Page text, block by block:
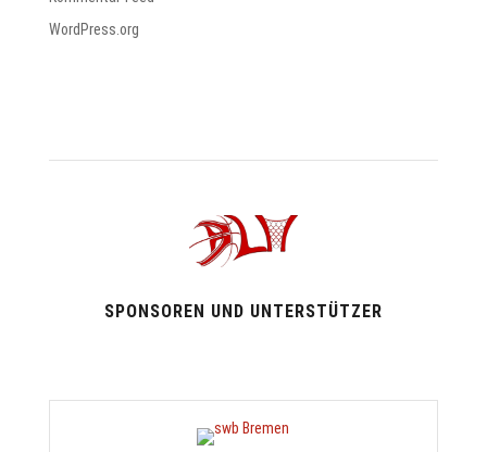
WordPress.org
SPONSOREN UND UNTERSTÜTZER